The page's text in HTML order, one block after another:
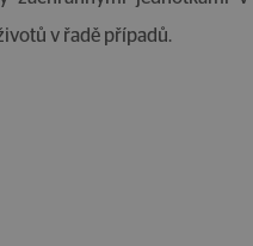
v řadě případů.